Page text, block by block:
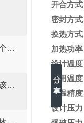
催化剂评价装置是催化领域的一个重要工具
如何正确的使用催化反应装置又该注意些什么？
开合方式
密封方式
换热方式
加热功率
设计温度
使用温度
控温精度
设计压力